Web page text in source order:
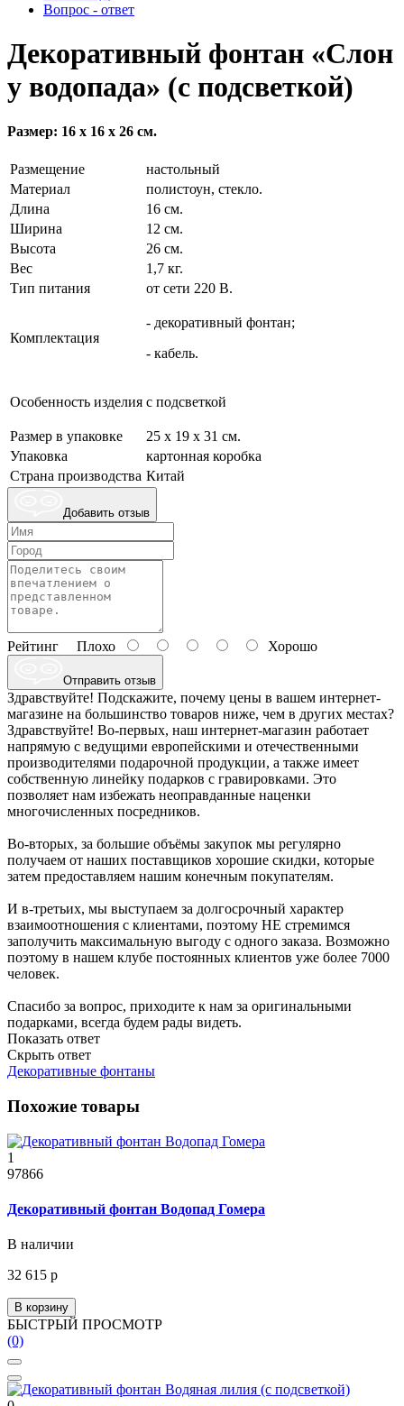
Вопрос - ответ
Декоративный фонтан «Слон
у водопада» (с подсветкой)
Размер: 16 х 16 х 26 см.
Размещение
настольный
Материал
полистоун, стекло.
Длина
16 см.
Ширина
12 см.
Высота
26 см.
Вес
1,7 кг.
Тип питания
от сети 220 В.
Комплектация
- декоративный фонтан;
- кабель.
Особенность изделия с подсветкой
Размер в упаковке
25 х 19 х 31 см.
Упаковка
картонная коробка
Страна производства Китай
Добавить отзыв
Рейтинг Плохо Хорошо
Отправить отзыв
Здравствуйте! Подскажите, почему цены в вашем интернет-
магазине на большинство товаров ниже, чем в других местах?
Здравствуйте! Во-первых, наш интернет-магазин работает
напрямую с ведущими европейскими и отечественными
производителями подарочной продукции, а также имеет
собственную линейку подарков с гравировками. Это
позволяет нам избежать неоправданные наценки
многочисленных посредников.
Во-вторых, за большие объёмы закупок мы регулярно
получаем от наших поставщиков хорошие скидки, которые
затем предоставляем нашим конечным покупателям.
И в-третьих, мы выступаем за долгосрочный характер
взаимоотношения с клиентами, поэтому НЕ стремимся
заполучить максимальную выгоду с одного заказа. Возможно
поэтому в нашем клубе постоянных клиентов уже более 7000
человек.
Спасибо за вопрос, приходите к нам за оригинальными
подарками, всегда будем рады видеть.
Показать ответ
Скрыть ответ
Декоративные фонтаны
Похожие товары
1
97866
Декоративный фонтан Водопад Гомера
В наличии
32 615 р
В корзину
БЫСТРЫЙ ПРОСМОТР
(0)